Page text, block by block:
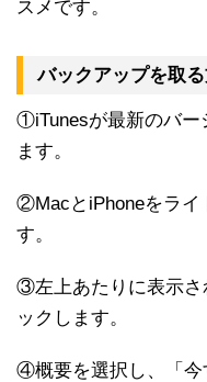
スメです。
バックアップを取
①iTunesが最新のバー
ます。
②MacとiPhoneをライ
す。
③左上あたりに表示さ
ックします。
④概要を選択し、「今